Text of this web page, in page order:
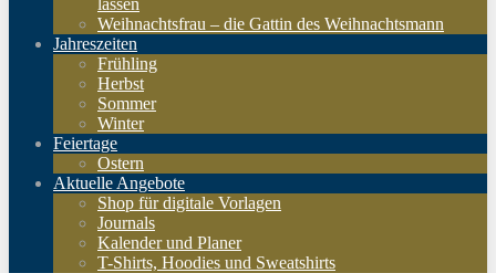
lassen
Weihnachtsfrau – die Gattin des Weihnachtsmann
Jahreszeiten
Frühling
Herbst
Sommer
Winter
Feiertage
Ostern
Aktuelle Angebote
Shop für digitale Vorlagen
Journals
Kalender und Planer
T-Shirts, Hoodies und Sweatshirts